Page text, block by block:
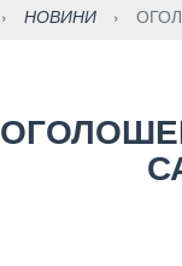
› НОВИНИ ›